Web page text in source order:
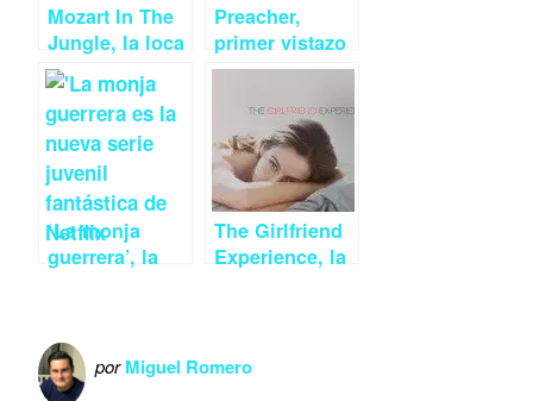
Mozart In The
Jungle, la loca
intrahistoria de
la filarmónica
de Nueva York
Preacher,
primer vistazo
a la nueva
‘La monja
guerrera’, la
sorpresa
The Girlfriend
Experience, la
Xtra
porMiguel Romero